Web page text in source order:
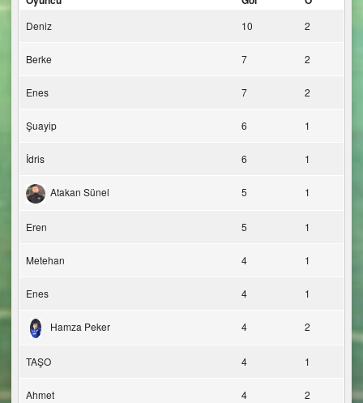
Deniz 10 2
Berke 7 2
Enes 7 2
Şuayip 6 1
İdris 6 1
Atakan Sünel 5 1
Eren 5 1
Metehan 4 1
Enes 4 1
Hamza Peker 4 2
TAŞO 4 1
Ahmet 4 2